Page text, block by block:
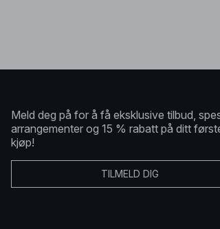
Meld deg på for å få eksklusive tilbud,
arrangementer og 15 % rabatt på ditt
kjøp!
TILMELD DIG